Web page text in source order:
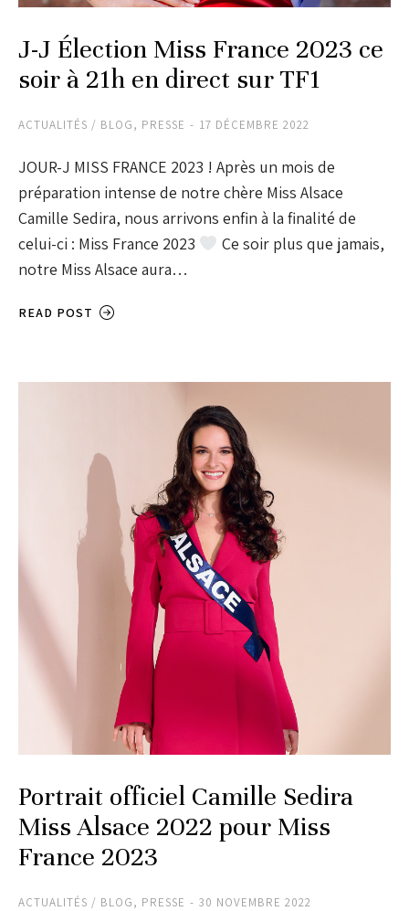
J-J Élection Miss France 2023 ce
soir à 21h en direct sur TF1
ACTUALITÉS / BLOG, PRESSE 17 DÉCEMBRE 2022
JOUR-J MISS FRANCE 2023 ! Après un mois de
préparation intense de notre chère Miss Alsace
Camille Sedira, nous arrivons enfin à la finalité de
celui-ci : Miss France 2023
Ce soir plus que jamais,
notre Miss Alsace aura…
READ POST
Portrait officiel Camille Sedira
Miss Alsace 2022 pour Miss
France 2023
ACTUALITÉS / BLOG, PRESSE 30 NOVEMBRE 2022